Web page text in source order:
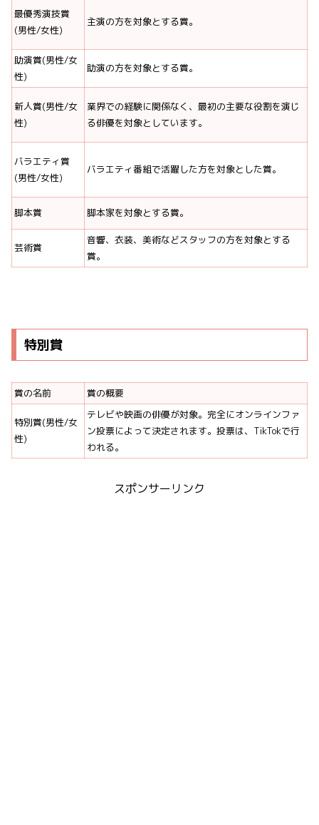
最優秀演技賞
(男性/女性)
主演の方を対象とする賞。
助演賞(男性/女
性)
助演の方を対象とする賞。
新人賞(男性/女
性)
業界での経験に関係なく、最初の主要な役割を演じ
る俳優を対象としています。
バラエティ賞
(男性/女性)
バラエティ番組で活躍した方を対象とした賞。
脚本賞 脚本家を対象とする賞。
芸術賞
音響、衣装、美術などスタッフの方を対象とする
賞。
特別賞
賞の名前 賞の概要
特別賞(男性/女
性)
テレビや映画の俳優が対象。完全にオンラインファ
ン投票によって決定されます。投票は、TikTokで行
われる。
スポンサーリンク